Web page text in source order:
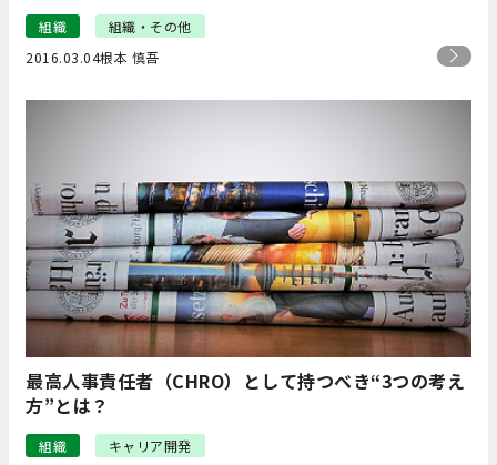
組織
組織・その他
2016.03.04根本 慎吾
最高人事責任者（CHRO）として持つべき“3つの考え
方”とは？
組織
キャリア開発